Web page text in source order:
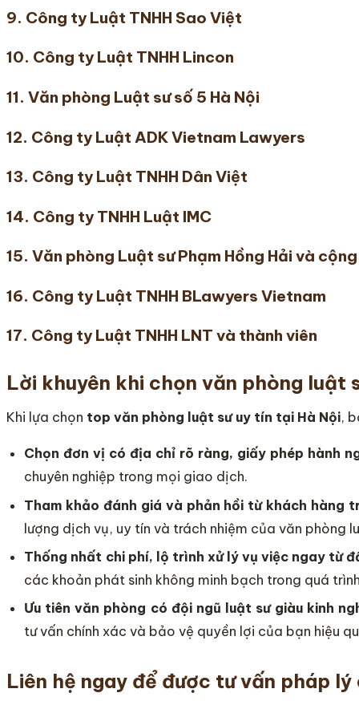
9. Công ty Luật TNHH Sao Việt
10. Công ty Luật TNHH Lincon
11. Văn phòng Luật sư số 5 Hà Nội
12. Công ty Luật ADK Vietnam Lawyers
13. Công ty Luật TNHH Dân Việt
14. Công ty TNHH Luật IMC
15. Văn phòng Luật sư Phạm Hồng Hải và
16. Công ty Luật TNHH BLawyers Vietnam
17. Công ty Luật TNHH LNT và thành viên
Lời khuyên khi chọn văn phòng luật
Khi lựa chọn top văn phòng luật sư uy tín tại Hà Nội,
Chọn đơn vị có địa chỉ rõ ràng, giấy phép hành
chuyên nghiệp trong mọi giao dịch.
Tham khảo đánh giá và phản hồi từ khách hàng
lượng dịch vụ, uy tín và trách nhiệm của văn phòng
Thống nhất chi phí, lộ trình xử lý vụ việc ngay từ
các khoản phát sinh không minh bạch trong quá
Ưu tiên văn phòng có đội ngũ luật sư giàu kinh
tư vấn chính xác và bảo vệ quyền lợi của bạn hiệu
Liên hệ ngay để được tư vấn pháp lý